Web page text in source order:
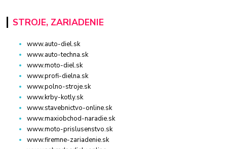
STROJE, ZARIADENIE
www.auto-diel.sk
www.auto-techna.sk
www.moto-diel.sk
www.profi-dielna.sk
www.polno-stroje.sk
www.krby-kotly.sk
www.stavebnictvo-online.sk
www.maxiobchod-naradie.sk
www.moto-prislusenstvo.sk
www.firemne-zariadenie.sk